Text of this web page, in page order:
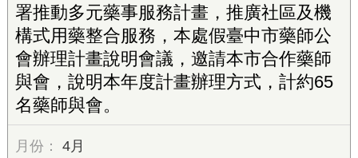
署推動多元藥事服務計畫，推廣社區及機
構式用藥整合服務，本處假臺中市藥師公
會辦理計畫說明會議，邀請本市合作藥師
與會，說明本年度計畫辦理方式，計約65
名藥師與會。
4月